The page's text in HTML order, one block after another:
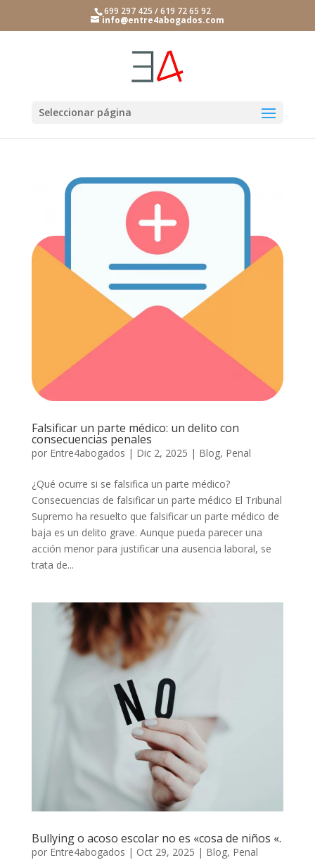
699 297 425 / 619 72 65 92
info@entre4abogados.com
Seleccionar página
Falsificar un parte médico: un delito con
consecuencias penales
por Entre4abogados | Dic 2, 2025 | Blog, Penal
¿Qué ocurre si se falsifica un parte médico?
Consecuencias de falsificar un parte médico El Tribunal
Supremo ha resuelto que falsificar un parte médico de
baja es un delito grave. Aunque pueda parecer una
acción menor para justificar una ausencia laboral, se
trata de...
Bullying o acoso escolar no es «cosa de niños «.
por Entre4abogados | Oct 29, 2025 | Blog, Penal